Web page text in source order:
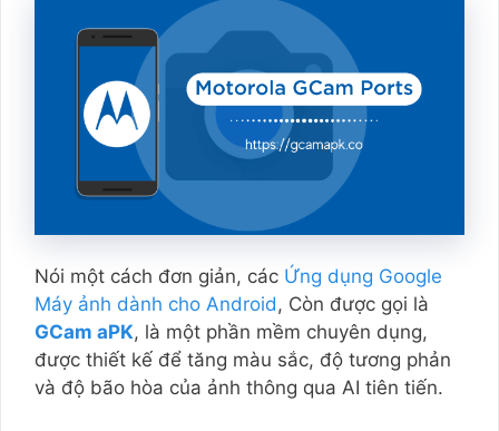
Nói một cách đơn giản, các Ứng dụng Google
Máy ảnh dành cho Android, Còn được gọi là
GCam aPK, là một phần mềm chuyên dụng,
được thiết kế để tăng màu sắc, độ tương phản
và độ bão hòa của ảnh thông qua AI tiên tiến.